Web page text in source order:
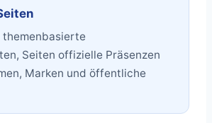
themenbasierte
Seiten offizielle Präsenzen
Marken und öffentliche